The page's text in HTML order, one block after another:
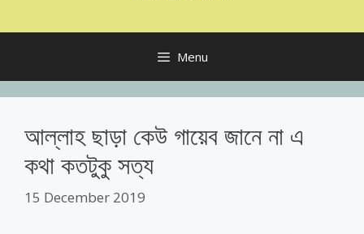
Menu
আল্লাহ ছাড়া কেউ গায়েব জানে না এ
কথা কতটুকু সত্য
15 December 2019